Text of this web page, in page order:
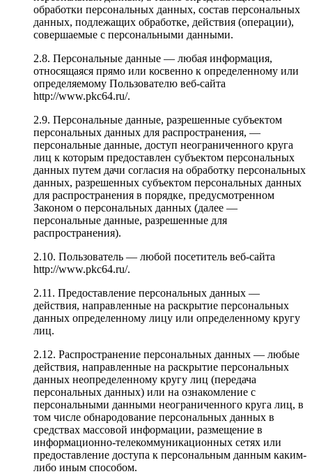
обработки персональных данных, состав персональных
данных, подлежащих обработке, действия (операции),
совершаемые с персональными данными.
2.8. Персональные данные — любая информация,
относящаяся прямо или косвенно к определенному или
определяемому Пользователю веб-сайта
http://www.pkc64.ru/.
2.9. Персональные данные, разрешенные субъектом
персональных данных для распространения, —
персональные данные, доступ неограниченного круга
лиц к которым предоставлен субъектом персональных
данных путем дачи согласия на обработку персональных
данных, разрешенных субъектом персональных данных
для распространения в порядке, предусмотренном
Законом о персональных данных (далее —
персональные данные, разрешенные для
распространения).
2.10. Пользователь — любой посетитель веб-сайта
http://www.pkc64.ru/.
2.11. Предоставление персональных данных —
действия, направленные на раскрытие персональных
данных определенному лицу или определенному кругу
лиц.
2.12. Распространение персональных данных — любые
действия, направленные на раскрытие персональных
данных неопределенному кругу лиц (передача
персональных данных) или на ознакомление с
персональными данными неограниченного круга лиц, в
том числе обнародование персональных данных в
средствах массовой информации, размещение в
информационно-телекоммуникационных сетях или
предоставление доступа к персональным данным каким-
либо иным способом.